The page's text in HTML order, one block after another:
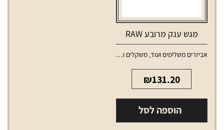
מגש ענק מרובע RAW
אביזרים משלימים ועוד, משקלים ומגשים
₪131.20
הוספה לסל